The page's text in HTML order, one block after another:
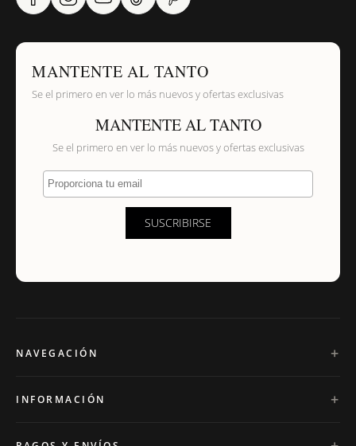
MANTENTE AL TANTO
Se el primero en ver lo más nuevos y ofertas exclusivas
MANTENTE AL TANTO
Se el primero en ver lo más nuevos y ofertas exclusivas
Proporciona tu email
SUSCRIBIRSE
NAVEGACIÓN
INFORMACIÓN